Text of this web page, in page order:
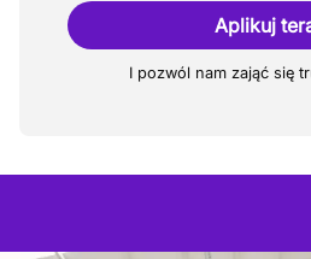
Aplikuj
I pozwól nam zająć się